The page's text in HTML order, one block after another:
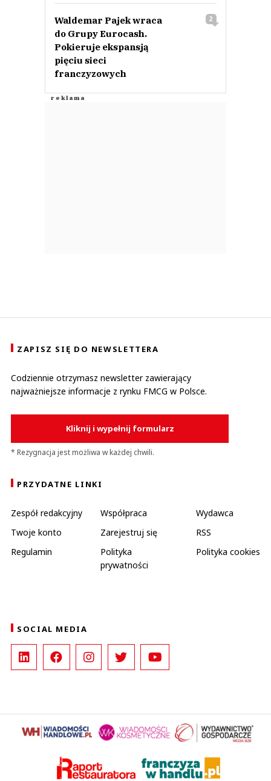
Waldemar Pajek wraca
do Grupy Eurocash.
Pokieruje ekspansją
pięciu sieci
franczyzowych
2
ZAPISZ SIĘ DO NEWSLETTERA
Codziennie otrzymasz newsletter zawierający
najważniejsze informacje z rynku FMCG w Polsce.
Kliknij i wypełnij formularz
* Rezygnacja jest możliwa w każdej chwili.
PRZYDATNE LINKI
Zespół redakcyjny Współpraca
Wydawca
Twoje konto
Zarejestruj się
RSS
Regulamin
Polityka
prywatności
Polityka cookies
SOCIAL MEDIA